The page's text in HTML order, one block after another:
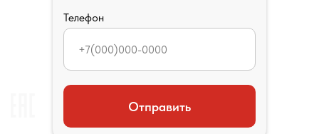
Телефон
Отправить